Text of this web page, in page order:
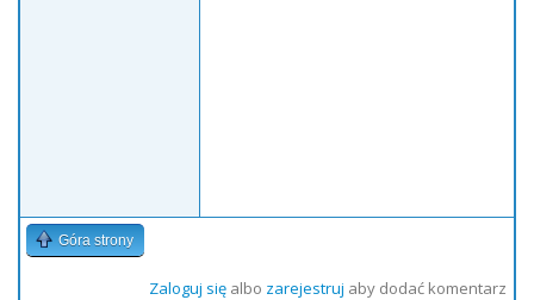
Góra strony
Zaloguj sięalbo zarejestruj aby dodać komentarz